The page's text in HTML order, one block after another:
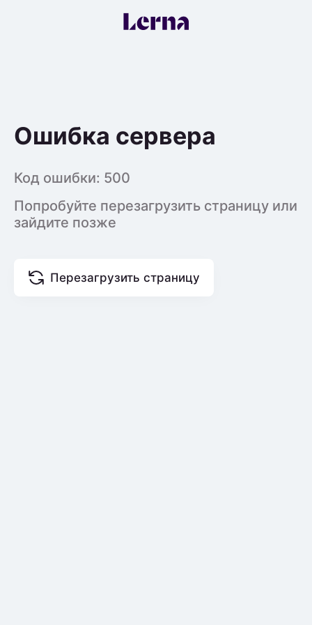
Ошибка сервера
Код ошибки: 500
Попробуйте перезагрузить страницу или
зайдите позже
Перезагрузить страницу